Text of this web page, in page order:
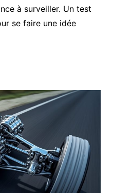
à surveiller. Un test
se faire une idée